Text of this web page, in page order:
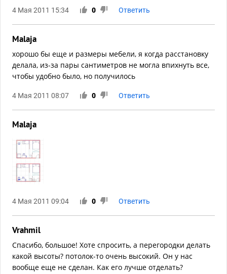
4 Мая 2011 15:34 0 Ответить
Malaja
хорошо бы еще и размеры мебели, я когда расстановку
делала, из-за пары сантиметров не могла впихнуть все,
чтобы удобно было, но получилось
4 Мая 2011 08:07 0 Ответить
Malaja
4 Мая 2011 09:04 0 Ответить
Vrahmil
Спасибо, большое! Хоте спросить, а перегородки делать
какой высоты? потолок-то очень высокий. Он у нас
вообще еще не сделан. Как его лучше отделать?